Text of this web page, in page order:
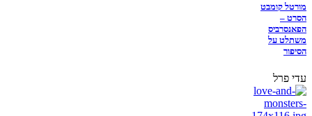
מורטל קומבט
הסרט –
הפאנסרביס
משתלט על
הסיפור
עדי פרל